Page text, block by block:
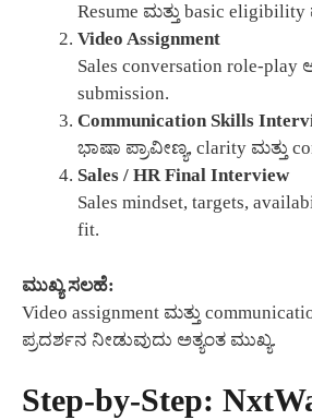
Resume ಮತ್ತು basic
Video Assignment
Sales conversation role-
submission.
Communication Skills
ಭಾಷಾ ಪ್ರಾವೀಣ್ಯ, clarity ಮತ್ತು
Sales / HR Final Interview
Sales mindset, targets,
fit.
ಮುಖ್ಯ ಸಲಹೆ:
Video assignment ಮತ್ತು
ಪ್ರದರ್ಶನ ನೀಡುವುದು ಅತ್ಯಂತ ಮುಖ್ಯ.
Step-by-Step: